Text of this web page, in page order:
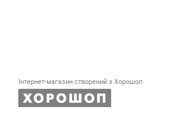
Інтернет-магазин створений з Хорошоп